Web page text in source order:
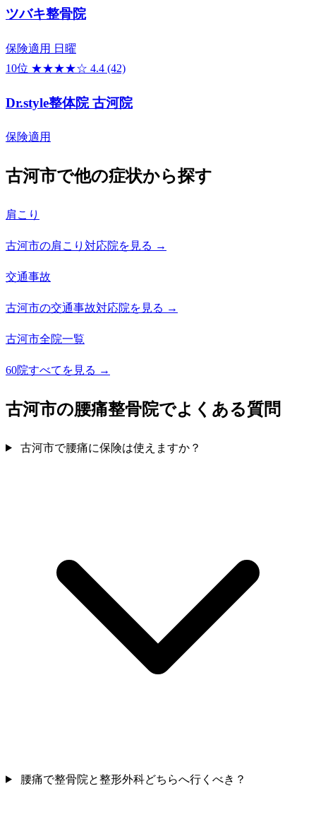
ツバキ整骨院
保険適用 日曜
10位 ★★★★☆ 4.4 (42)
Dr.style整体院 古河院
保険適用
古河市で他の症状から探す
肩こり
古河市の肩こり対応院を見る →
交通事故
古河市の交通事故対応院を見る →
古河市全院一覧
60院すべてを見る →
古河市の腰痛整骨院でよくある質問
古河市で腰痛に保険は使えますか？
腰痛で整骨院と整形外科どちらへ行くべき？